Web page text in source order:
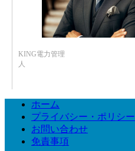
KING電力管理
人
ホーム
プライバシー・ポリシー
お問い合わせ
免責事項